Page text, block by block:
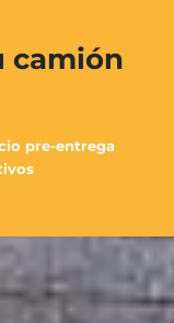
camión
pre-entrega